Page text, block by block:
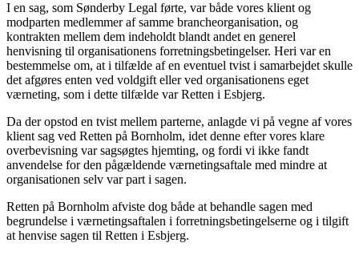
I en sag, som Sønderby Legal førte, var både vores klient og
modparten medlemmer af samme brancheorganisation, og
kontrakten mellem dem indeholdt blandt andet en generel
henvisning til organisationens forretningsbetingelser. Heri var en
bestemmelse om, at i tilfælde af en eventuel tvist i samarbejdet skulle
det afgøres enten ved voldgift eller ved organisationens eget
værneting, som i dette tilfælde var Retten i Esbjerg.
Da der opstod en tvist mellem parterne, anlagde vi på vegne af vores
klient sag ved Retten på Bornholm, idet denne efter vores klare
overbevisning var sagsøgtes hjemting, og fordi vi ikke fandt
anvendelse for den pågældende værnetingsaftale med mindre at
organisationen selv var part i sagen.
Retten på Bornholm afviste dog både at behandle sagen med
begrundelse i værnetingsaftalen i forretningsbetingelserne og i tilgift
at henvise sagen til Retten i Esbjerg.